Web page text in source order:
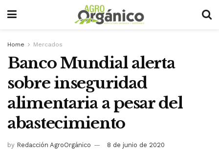
Home Mercados
Banco Mundial alerta
sobre inseguridad
alimentaria a pesar del
abastecimiento
by Redacción AgroOrgánico 8 de junio de 2020